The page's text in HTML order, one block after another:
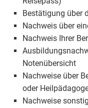
Bestätigung über
Nachweis über
Nachweis Ihrer
Notenübersicht
Nachweise über
oder
Nachweise